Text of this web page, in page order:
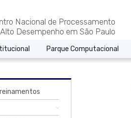
Nacional de Processamento
Desempenho em São Paulo
Parque Computacional